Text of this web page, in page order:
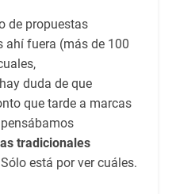
de propuestas
ahí fuera (más de 100
duda de que
que tarde a marcas
tradicionales
está por ver cuáles.